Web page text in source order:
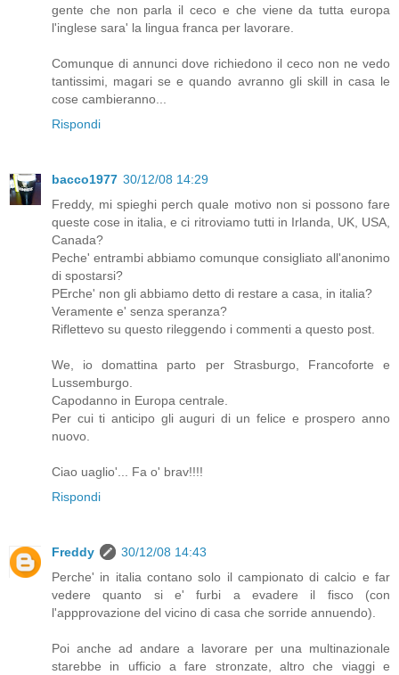
gente che non parla il ceco e che viene da tutta europa
l'inglese sara' la lingua franca per lavorare.
Comunque di annunci dove richiedono il ceco non ne vedo
tantissimi, magari se e quando avranno gli skill in casa le
cose cambieranno...
Rispondi
bacco1977 30/12/08 14:29
Freddy, mi spieghi perch quale motivo non si possono fare
queste cose in italia, e ci ritroviamo tutti in Irlanda, UK, USA,
Canada?
Peche' entrambi abbiamo comunque consigliato all'anonimo
di spostarsi?
PErche' non gli abbiamo detto di restare a casa, in italia?
Veramente e' senza speranza?
Riflettevo su questo rileggendo i commenti a questo post.
We, io domattina parto per Strasburgo, Francoforte e
Lussemburgo.
Capodanno in Europa centrale.
Per cui ti anticipo gli auguri di un felice e prospero anno
nuovo.
Ciao uaglio'... Fa o' brav!!!!
Rispondi
Freddy
30/12/08 14:43
Perche' in italia contano solo il campionato di calcio e far
vedere quanto si e' furbi a evadere il fisco (con
l'appprovazione del vicino di casa che sorride annuendo).
Poi anche ad andare a lavorare per una multinazionale
starebbe in ufficio a fare stronzate, altro che viaggi e